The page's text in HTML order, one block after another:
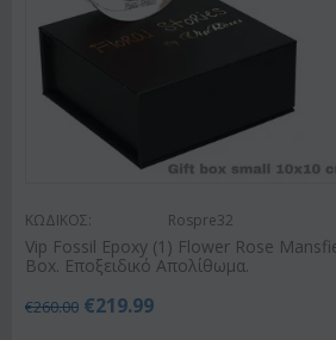
ΚΩΔΙΚΟΣ: Rospre32
Vip Fossil Epoxy (1) Flower Rose
Box. Εποξειδικό Απολίθωμα.
€260.00 €219.99